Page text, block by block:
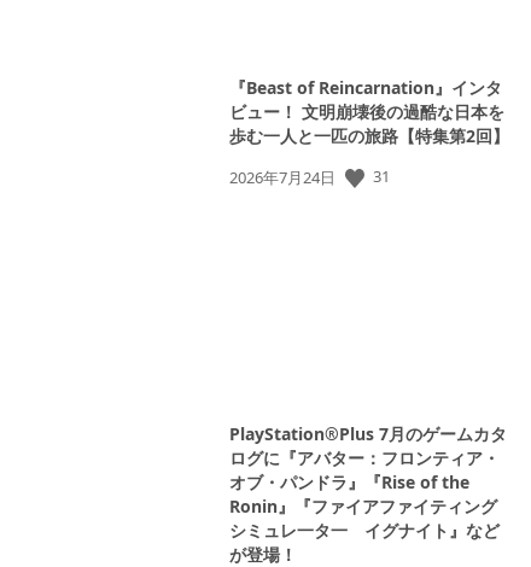
『Beast of Reincarnation』インタ
ビュー！ 文明崩壊後の過酷な日本を
歩む一人と一匹の旅路【特集第2回】
公
2026年7月24日 31
PlayStation®Plus 7月のゲームカタ
ログに『アバター：フロンティア・
オブ・パンドラ』『Rise of the
Ronin』『ファイアファイティング
シミュレ一タ一 イグナイト』など
が登場！